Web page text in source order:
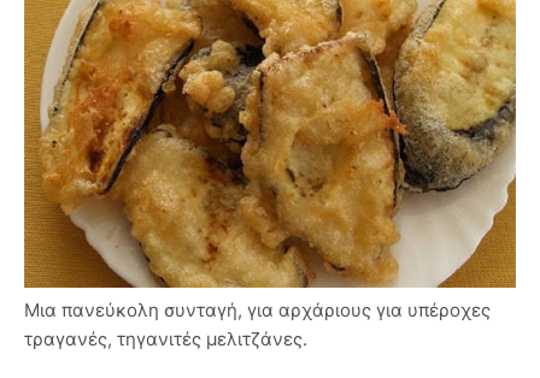
Μια πανεύκολη συνταγή, για αρχάριους για υπέροχες
τραγανές, τηγανιτές μελιτζάνες.